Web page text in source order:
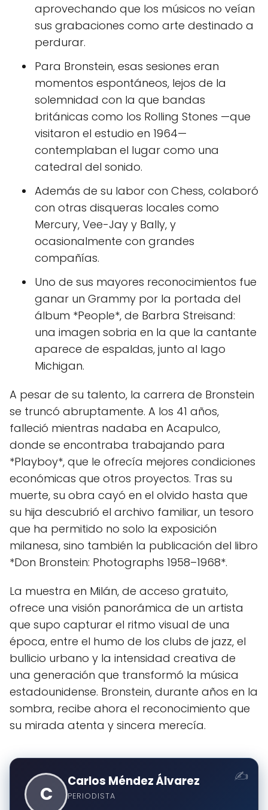
aprovechando que los músicos no veían
sus grabaciones como arte destinado a
perdurar.
Para Bronstein, esas sesiones eran
momentos espontáneos, lejos de la
solemnidad con la que bandas
británicas como los Rolling Stones —que
visitaron el estudio en 1964—
contemplaban el lugar como una
catedral del sonido.
Además de su labor con Chess, colaboró
con otras disqueras locales como
Mercury, Vee-Jay y Bally, y
ocasionalmente con grandes
compañías.
Uno de sus mayores reconocimientos fue
ganar un Grammy por la portada del
álbum *People*, de Barbra Streisand:
una imagen sobria en la que la cantante
aparece de espaldas, junto al lago
Michigan.
A pesar de su talento, la carrera de Bronstein
se truncó abruptamente. A los 41 años,
falleció mientras nadaba en Acapulco,
donde se encontraba trabajando para
*Playboy*, que le ofrecía mejores condiciones
económicas que otros proyectos. Tras su
muerte, su obra cayó en el olvido hasta que
su hija descubrió el archivo familiar, un tesoro
que ha permitido no solo la exposición
milanesa, sino también la publicación del libro
*Don Bronstein: Photographs 1958–1968*.
La muestra en Milán, de acceso gratuito,
ofrece una visión panorámica de un artista
que supo capturar el ritmo visual de una
época, entre el humo de los clubs de jazz, el
bullicio urbano y la intensidad creativa de
una generación que transformó la música
estadounidense. Bronstein, durante años en la
sombra, recibe ahora el reconocimiento que
su mirada atenta y sincera merecía.
C
Carlos Méndez Álvarez
PERIODISTA